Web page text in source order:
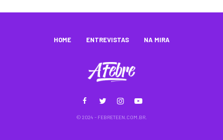
HOME ENTREVISTAS NA MIRA
© 2024 - FEBRETEEN.COM.BR.